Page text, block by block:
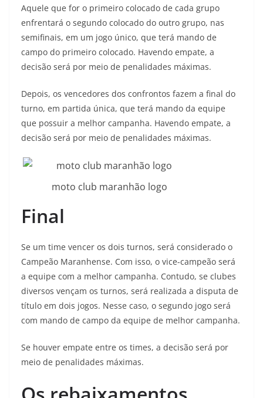
Aquele que for o primeiro colocado de cada grupo
enfrentará o segundo colocado do outro grupo, nas
semifinais, em um jogo único, que terá mando de
campo do primeiro colocado. Havendo empate, a
decisão será por meio de penalidades máximas.
Depois, os vencedores dos confrontos fazem a final do
turno, em partida única, que terá mando da equipe
que possuir a melhor campanha. Havendo empate, a
decisão será por meio de penalidades máximas.
moto club maranhão logo
Final
Se um time vencer os dois turnos, será considerado o
Campeão Maranhense. Com isso, o vice-campeão será
a equipe com a melhor campanha. Contudo, se clubes
diversos vençam os turnos, será realizada a disputa de
título em dois jogos. Nesse caso, o segundo jogo será
com mando de campo da equipe de melhor campanha.
Se houver empate entre os times, a decisão será por
meio de penalidades máximas.